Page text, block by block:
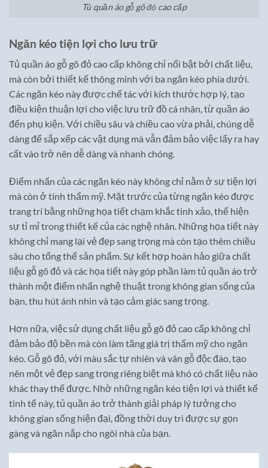
Tủ quần áo gỗ gõ đỏ cao cấp
Ngăn kéo tiện lợi cho lưu trữ
Tủ quần áo gỗ gõ đỏ cao cấp không chỉ nổi bật bởi chất liệu,
mà còn bởi thiết kế thông minh với ba ngăn kéo phía dưới.
Các ngăn kéo này được chế tác với kích thước hợp lý, tạo
điều kiện thuận lợi cho việc lưu trữ đồ cá nhân, từ quần áo
đến phụ kiện. Với chiều sâu và chiều cao vừa phải, chúng dễ
dàng để sắp xếp các vật dụng mà vẫn đảm bảo việc lấy ra hay
cất vào trở nên dễ dàng và nhanh chóng.
Điểm nhấn của các ngăn kéo này không chỉ nằm ở sự tiện lợi
mà còn ở tính thẩm mỹ. Mặt trước của từng ngăn kéo được
trang trí bằng những họa tiết chạm khắc tinh xảo, thể hiện
sự tỉ mỉ trong thiết kế của các nghệ nhân. Những họa tiết này
không chỉ mang lại vẻ đẹp sang trọng mà còn tạo thêm chiều
sâu cho tổng thể sản phẩm. Sự kết hợp hoàn hảo giữa chất
liệu gỗ gõ đỏ và các họa tiết này góp phần làm tủ quần áo trở
thành một điểm nhấn nghệ thuật trong không gian sống của
bạn, thu hút ánh nhìn và tạo cảm giác sang trọng.
Hơn nữa, việc sử dụng chất liệu gỗ gõ đỏ cao cấp không chỉ
đảm bảo độ bền mà còn làm tăng giá trị thẩm mỹ cho ngăn
kéo. Gỗ gõ đỏ, với màu sắc tự nhiên và vân gỗ độc đáo, tạo
nên một vẻ đẹp sang trọng riêng biệt mà khó có chất liệu nào
khác thay thế được. Nhờ những ngăn kéo tiện lợi và thiết kế
tinh tế này, tủ quần áo trở thành giải pháp lý tưởng cho
không gian sống hiện đại, đồng thời duy trì được sự gọn
gàng và ngăn nắp cho ngôi nhà của bạn.